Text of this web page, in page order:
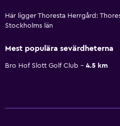
Här ligger Thoresta Herrgård:
Stockholms län
Mest populära sevärdheterna
Bro Hof Slott Golf Club 4.5 km